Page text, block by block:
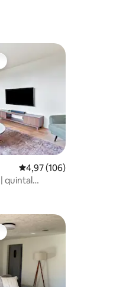
147avaliações
apreciados
Classificação média
4,97 (106)
quintal
apreciados